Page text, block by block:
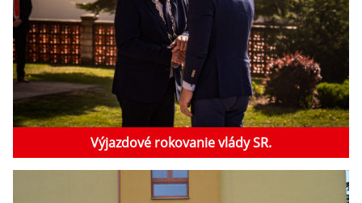
Výjazdové rokovanie vlády SR.